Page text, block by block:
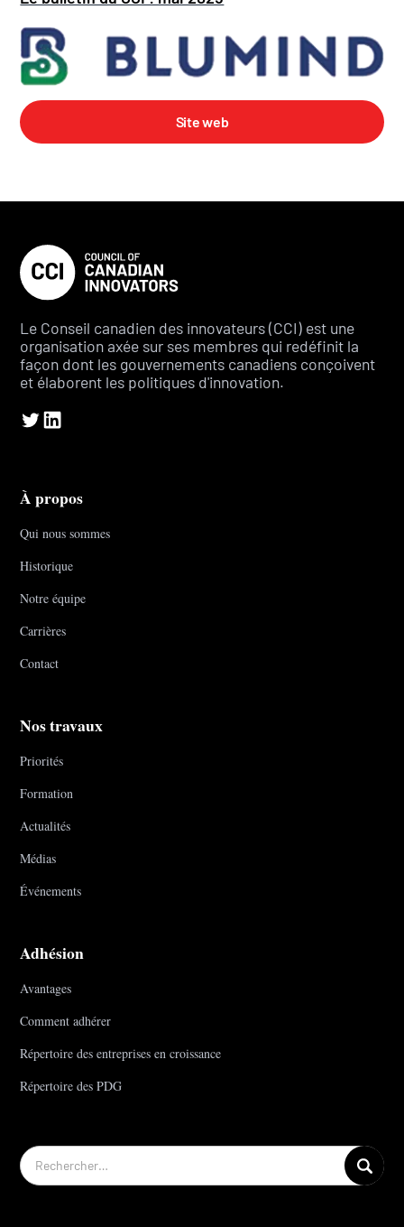
Site web
Le Conseil canadien des innovateurs (CCI) est une
organisation axée sur ses membres qui redéfinit la
façon dont les gouvernements canadiens conçoivent
et élaborent les politiques d'innovation.
À propos
Qui nous sommes
Historique
Notre équipe
Carrières
Contact
Nos travaux
Priorités
Formation
Actualités
Médias
Événements
Adhésion
Avantages
Comment adhérer
Répertoire des entreprises en croissance
Répertoire des PDG